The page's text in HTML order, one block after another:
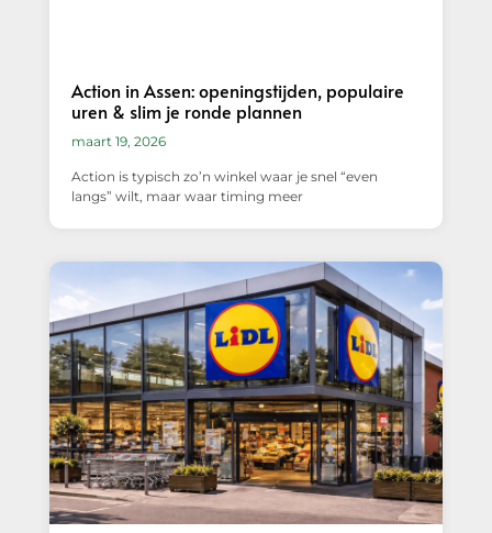
Action in Assen: openingstijden, populaire
uren & slim je ronde plannen
maart 19, 2026
Action is typisch zo’n winkel waar je snel “even
langs” wilt, maar waar timing meer